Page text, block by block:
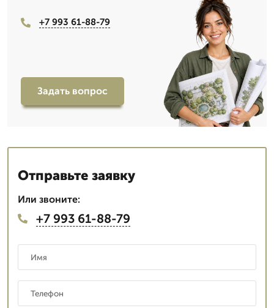
+7 993 61-88-79
Задать вопрос
Отправьте заявку
Или звоните:
+7 993 61-88-79